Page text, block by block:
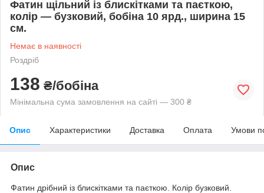
Фатин щільний із блискітками та паєткою,
колір — бузковий, бобіна 10 ярд., ширина 15
см.
Немає в наявності
Роздріб
138 ₴/бобіна
Мінімальна сума замовлення на сайті — 300 ₴
Опис Характеристики Доставка Оплата Умови
Опис
Фатин дрібний із блискітками та паєткою. Колір бузковий.